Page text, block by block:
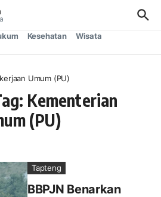
Kesehatan
Wisata
Umum (PU)
Kementerian
(PU)
Tapteng
BBPJN Benarkan